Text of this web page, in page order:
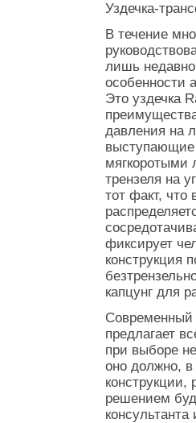
Уздечка-
В течение
лишь
особенности
Это уздечка
давления на
трензеля на
тот факт, что
фиксирует
конструкция
капцунг для
Современный
предлагает
при выборе
оно должно,
конструкции,
решением